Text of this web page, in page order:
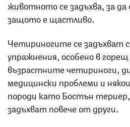
животното се задъхва, за
защото е щастливо.
Четириногите се задъхват
упражнения, особено в
възрастните четириноги,
медицински проблеми и
породи като Бостън териер,
задъхват повече от други.